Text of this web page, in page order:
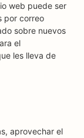
web puede ser
por correo
sobre nuevos
el
les lleva de
aprovechar el